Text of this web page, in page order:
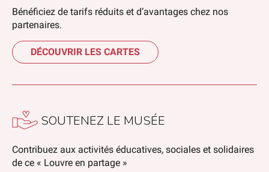
Bénéficiez de tarifs réduits et d’avantages chez nos
partenaires.
DÉCOUVRIR LES CARTES
SOUTENEZ LE MUSÉE
Contribuez aux activités éducatives, sociales et solidaires
de ce « Louvre en partage »